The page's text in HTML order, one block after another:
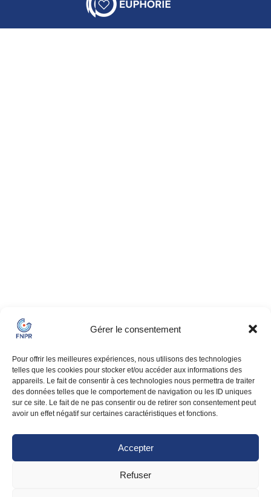
Gérer le consentement
Pour offrir les meilleures expériences, nous utilisons des technologies
telles que les cookies pour stocker et/ou accéder aux informations des
appareils. Le fait de consentir à ces technologies nous permettra de traiter
des données telles que le comportement de navigation ou les ID uniques
sur ce site. Le fait de ne pas consentir ou de retirer son consentement peut
avoir un effet négatif sur certaines caractéristiques et fonctions.
Accepter
Refuser